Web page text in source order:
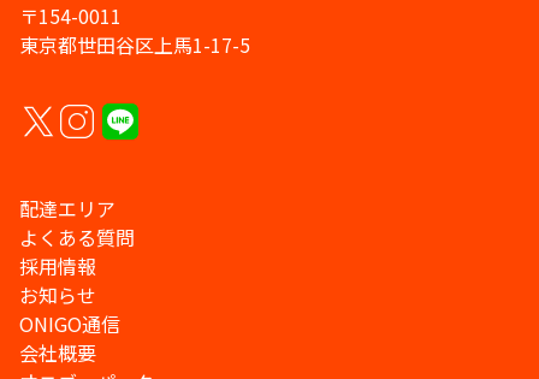
〒154-0011
東京都世田谷区上馬1-17-5
配達エリア
よくある質問
採用情報
お知らせ
ONIGO通信
会社概要